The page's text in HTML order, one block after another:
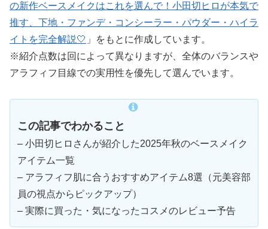
の新作ベースメイクはこれを選んで！小田切ヒロが本気で
推す、下地・ファンデ・コンシーラー・パウダー・ハイラ
イトを完全解説🤍 」をもとに作成しています。
※紹介点数は回によって異なりますが、全体のバランスや
アラフィフ目線での実用性を優先して選んでいます。
この記事でわかること
– 小田切ヒロさんが紹介した2025年秋のベースメイク
アイテム一覧
– アラフィフ肌に合うおすすめアイテム8選（元美容部
員の視点からピックアップ）
– 実際に買った・気になったコスメのレビュー予告